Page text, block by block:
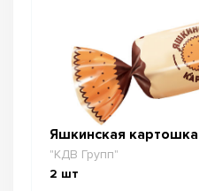
Яшкинская картошка
"КДВ Групп"
2 шт